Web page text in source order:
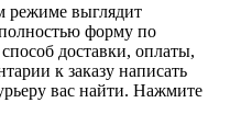
режиме выглядит
форму по
доставки, оплаты,
к заказу написать
вас найти. Нажмите